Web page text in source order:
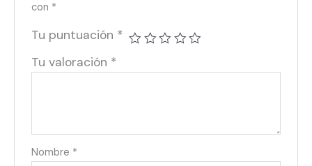
con *
Tu puntuación *
Tu valoración *
Nombre *